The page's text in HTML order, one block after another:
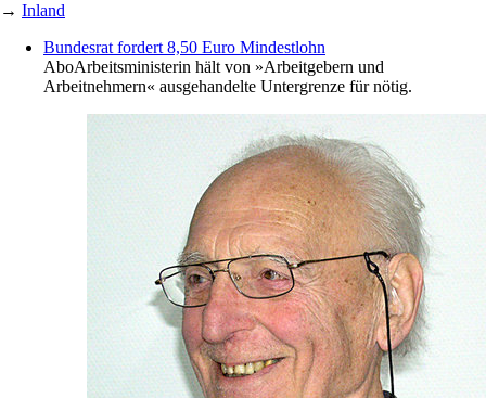
→ Inland
Bundesrat fordert 8,50 Euro Mindestlohn
AboArbeitsministerin hält von »Arbeitgebern und
Arbeitnehmern« ausgehandelte Untergrenze für nötig.